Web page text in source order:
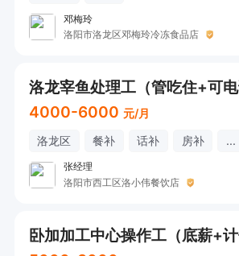
邓梅玲
洛阳市洛龙区邓梅玲冷冻食品店
洛龙宰鱼处理工（管吃住+可电
4000-6000 元/月
洛龙区 餐补 话补 房补 ...
张经理
洛阳市西工区洛小伟餐饮店
卧加加工中心操作工（底薪+计